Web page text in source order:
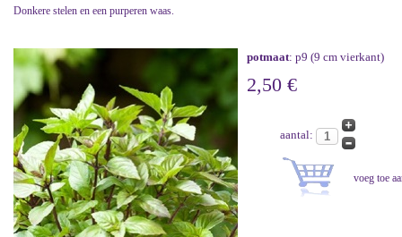
Donkere stelen en een purperen waas.
potmaat: p9 (9 cm vierkant)
2,50 €
aantal: